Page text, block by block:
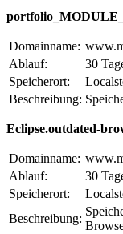
Domainname:
Ablauf:
30
Speicherort:
Beschreibung:
Eclipse.outdated-
Domainname:
Ablauf:
30
Speicherort:
Beschreibung: